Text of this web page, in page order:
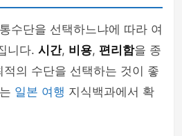
수단을 선택하느냐에 따라 여
니다. 시간, 비용, 편리함을 종
의 수단을 선택하는 것이 좋
일본 여행 지식백과에서 확